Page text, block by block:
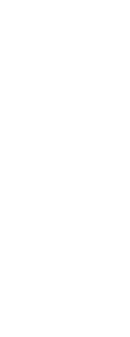
@GooglePlayBiz를